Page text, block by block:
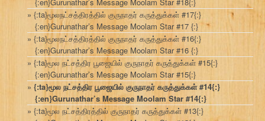
{:ta}மூலநட்சத்திரத்தில் குருநாதர் கருத்துக்கள் #17{:}
{:en}Gurunathar’s Message Moolam Star #17 {:}
{:ta}மூலநட்சத்திரத்தில் குருநாதர் கருத்துக்கள் #16{:}
{:en}Gurunathar’s Message Moolam Star #16 {:}
{:ta}மூல நட்சத்திர பூஜையில் குருநாதர் கருத்துக்கள் #15{:}
{:en}Gurunathar’s Message Moolam Star #15{:}
{:ta}மூல நட்சத்திர பூஜையில் குருநாதர் கருத்துக்கள் #14{:}
{:en}Gurunathar’s Message Moolam Star #14{:}
{:ta}மூல நட்சத்திரத்தில் குருநாதர் கருத்துக்கள் #13{:}